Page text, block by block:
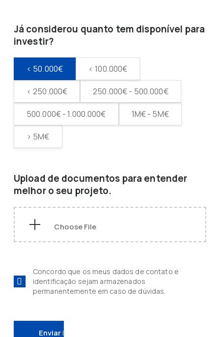
Já considerou quanto tem disponível para
investir?
< 50.000€ < 100.000€
< 250.000€ 250.000€ - 500.000€
500.000€ - 1.000.000€ 1M€ - 5M€
> 5M€
Upload de documentos para entender
melhor o seu projeto.
Concordo que os meus dados de contato e
identificação sejam armazenados
permanentemente em caso de dúvidas.